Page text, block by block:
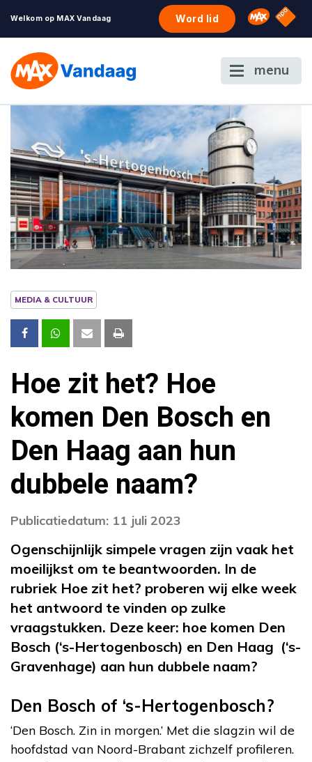
Welkom op MAX Vandaag Word lid Omroep
NPO
menu
MEDIA & CULTUUR
Hoe zit het? Hoe
komen Den Bosch en
Den Haag aan hun
dubbele naam?
Publicatiedatum: 11 juli 2023
Ogenschijnlijk simpele vragen zijn vaak het
moeilijkst om te beantwoorden. In de
rubriek Hoe zit het? proberen wij elke week
het antwoord te vinden op zulke
vraagstukken. Deze keer: hoe komen Den
Bosch (‘s-Hertogenbosch) en Den Haag (‘s-
Gravenhage) aan hun dubbele naam?
Den Bosch of ‘s-Hertogenbosch?
‘Den Bosch. Zin in morgen.’ Met die slagzin wil de
hoofdstad van Noord-Brabant zichzelf profileren.